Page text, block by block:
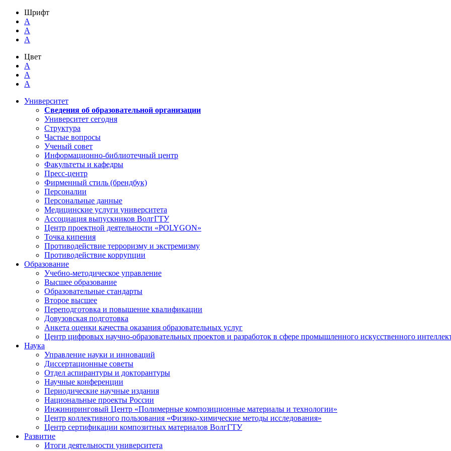
Шрифт
A
A
A
Цвет
A
A
A
Университет
Сведения об образовательной организации
Университет сегодня
Структура
Частые вопросы
Ученый совет
Информационно-библиотечный центр
Факультеты и кафедры
Пресс-центр
Фирменный стиль (брендбук)
Персоналии
Персональные данные
Медицинские услуги университета
Ассоциация выпускников ВолгГТУ
Центр проектной деятельности «POLYGON»
Точка кипения
Противодействие терроризму и экстремизму
Противодействие коррупции
Образование
Учебно-методическое управление
Высшее образование
Образовательные стандарты
Второе высшее
Переподготовка и повышение квалификации
Довузовская подготовка
Анкета оценки качества оказания образовательных услуг
Центр цифровых научно-образовательных проектов и разработок в сфере промышленного искусственного
Наука
Управление науки и инноваций
Диссертационные советы
Отдел аспирантуры и докторантуры
Научные конференции
Периодические научные издания
Национальные проекты России
Инжиниринговый Центр «Полимерные композиционные материалы и технологии»
Центр коллективного пользования «Физико-химические методы исследования»
Центр сертификации композитных материалов ВолгГТУ
Развитие
Итоги деятельности университета